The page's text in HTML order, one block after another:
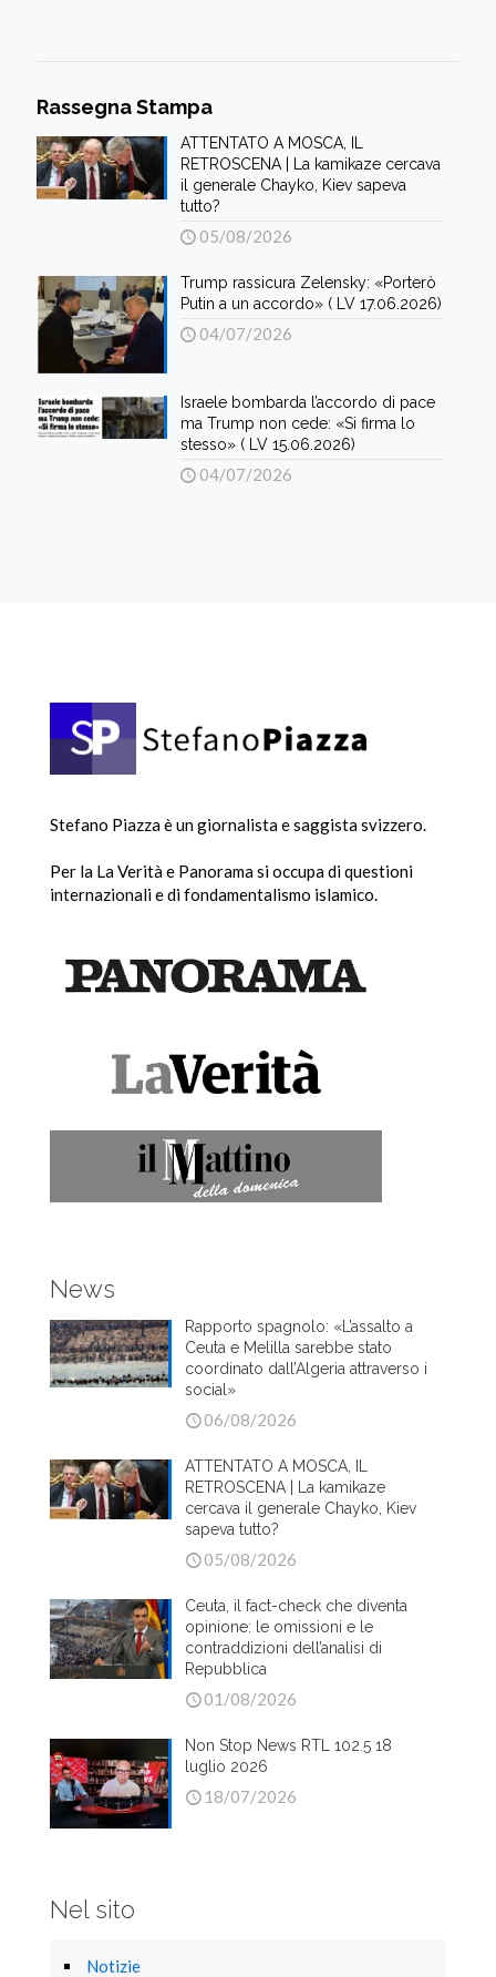
Rassegna Stampa
ATTENTATO A MOSCA, IL
RETROSCENA | La kamikaze cercava
il generale Chayko, Kiev sapeva
tutto?
05/08/2026
Trump rassicura Zelensky: «Porterò
Putin a un accordo» ( LV 17.06.2026)
04/07/2026
Israele bombarda l’accordo di pace
ma Trump non cede: «Si firma lo
stesso» ( LV 15.06.2026)
04/07/2026
Stefano Piazza è un giornalista e saggista svizzero.
Per la La Verità e Panorama si occupa di questioni
internazionali e di fondamentalismo islamico.
News
Rapporto spagnolo: «L’assalto a
Ceuta e Melilla sarebbe stato
coordinato dall’Algeria attraverso i
social»
06/08/2026
ATTENTATO A MOSCA, IL
RETROSCENA | La kamikaze
cercava il generale Chayko, Kiev
sapeva tutto?
05/08/2026
Ceuta, il fact-check che diventa
opinione: le omissioni e le
contraddizioni dell’analisi di
Repubblica
01/08/2026
Non Stop News RTL 102.5 18
luglio 2026
18/07/2026
Nel sito
Notizie